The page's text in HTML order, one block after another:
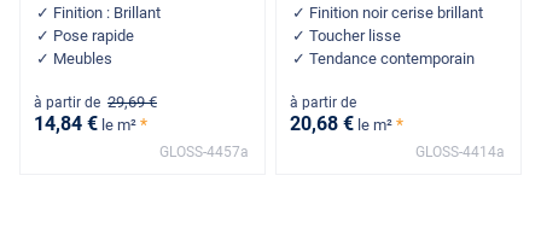
Finition : Brillant
Pose rapide
Meubles
à partir de 29,69 €
14,84 € le m² *
GLOSS-4457a
Finition noir cerise brillant
Toucher lisse
Tendance contemporain
à partir de
20,68 € le m² *
GLOSS-4414a